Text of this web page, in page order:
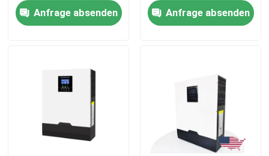
Produkte
Fabrik Tour
Anfrage absenden
Anfrage absenden